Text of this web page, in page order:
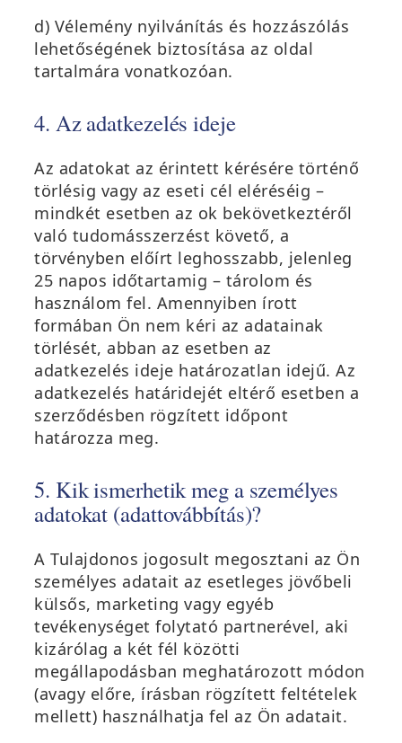
d) Vélemény nyilvánítás és hozzászólás
lehetőségének biztosítása az oldal
tartalmára vonatkozóan.
4. Az adatkezelés ideje
Az adatokat az érintett kérésére történő
törlésig vagy az eseti cél eléréséig –
mindkét esetben az ok bekövetkeztéről
való tudomásszerzést követő, a
törvényben előírt leghosszabb, jelenleg
25 napos időtartamig – tárolom és
használom fel. Amennyiben írott
formában Ön nem kéri az adatainak
törlését, abban az esetben az
adatkezelés ideje határozatlan idejű. Az
adatkezelés határidejét eltérő esetben a
szerződésben rögzített időpont
határozza meg.
5. Kik ismerhetik meg a személyes
adatokat (adattovábbítás)?
A Tulajdonos jogosult megosztani az Ön
személyes adatait az esetleges jövőbeli
külsős, marketing vagy egyéb
tevékenységet folytató partnerével, aki
kizárólag a két fél közötti
megállapodásban meghatározott módon
(avagy előre, írásban rögzített feltételek
mellett) használhatja fel az Ön adatait.